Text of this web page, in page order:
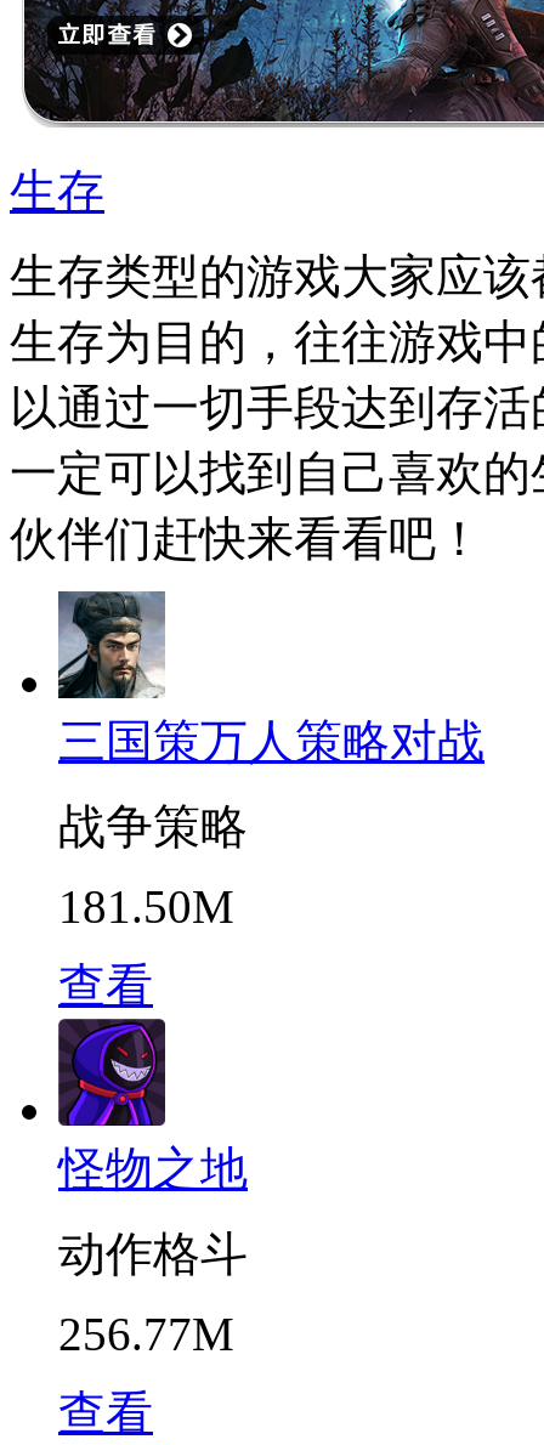
生存
生存类型的游戏大家应
生存为目的，往往游戏
以通过一切手段达到存
一定可以找到自己喜欢
伙伴们赶快来看看吧！
三国策万人策略对战
战争策略
181.50M
查看
怪物之地
动作格斗
256.77M
查看